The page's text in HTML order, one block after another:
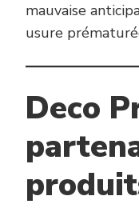
mauvaise
usure
Deco